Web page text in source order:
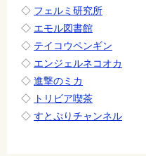
◇ フェルミ研究所
◇ エモル図書館
◇ テイコウペンギン
◇ エンジェルネコオカ
◇ 進撃のミカ
◇ トリビア喫茶
◇ すとぷりチャンネル